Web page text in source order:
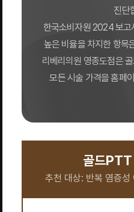
진단
한국소비자원 2024 보고
높은 비율을 차지한 항목
리베리의원 영종도점은
모든 시술 가격을 홈페
골드
추천 대상: 반복 염증성